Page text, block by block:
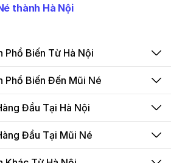
thành Hà Nội
Phổ Biến Từ Hà Nội
Phổ Biến Đến Mũi Né
Đầu Tại Hà Nội
Đầu Tại Mũi Né